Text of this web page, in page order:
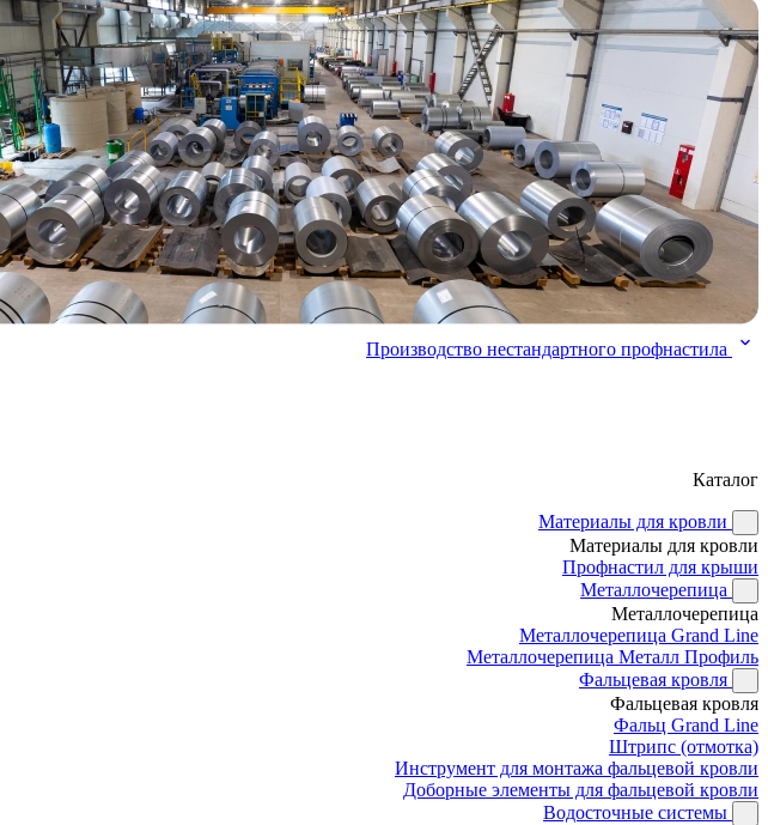
Производство нестандартного профнастила
Каталог
Материалы для кровли
Материалы для кровли
Профнастил для крыши
Металлочерепица
Металлочерепица
Металлочерепица Grand Line
Металлочерепица Металл Профиль
Фальцевая кровля
Фальцевая кровля
Фальц Grand Line
Штрипс (отмотка)
Инструмент для монтажа фальцевой кровли
Доборные элементы для фальцевой кровли
Водосточные системы